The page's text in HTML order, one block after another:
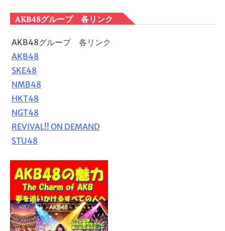
AKB48グループ 各リンク
AKB48グループ 各リンク
AKB48
SKE48
NMB48
HKT48
NGT48
REVIVAL!! ON DEMAND
STU48